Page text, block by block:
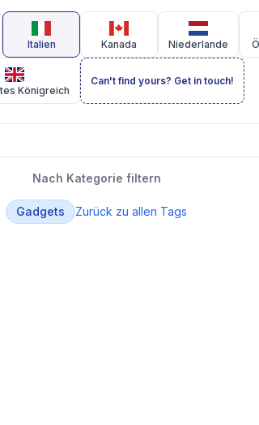
Italien Kanada Niederlande
Königreich
Can't find yours? Get in touch!
Nach Kategorie filtern
Gadgets Zurück zu allen Tags